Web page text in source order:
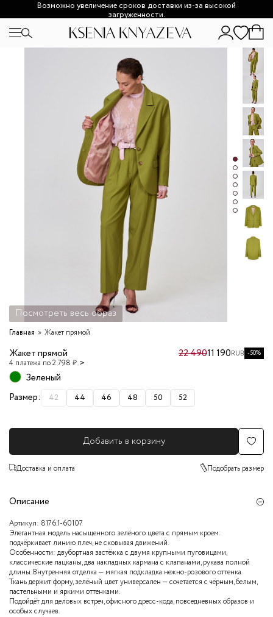
Возможно увеличение сроков доставки из-за высокой
загруженности.
Посмотреть весь образ
Главная Жакет прямой
Жакет прямой
4 платежа по 2 798 ₽
22 49011 190RUB -50%
Зеленый
Размер:
42 44 46 48 50 52
Добавить в корзину
Доставка и оплата Подобрать размер
Описание
Артикул: 8176.1-60107
Элегантная модель насыщенного зелёного цвета с прямым кроем:
подчёркивает линию плеч, не сковывая движений.
Особенности: двубортная застёжка с двумя крупными пуговицами,
классические лацканы, два накладных кармана с клапанами, рукава полной
длины. Внутренняя отделка — мягкая подкладка нежно-розового оттенка.
Ткань держит форму, зелёный цвет универсален — сочетается с чёрным, белым,
пастельными и яркими оттенками.
Подойдёт для деловых встреч, офисного дресс-кода, повседневных образов и
особых случаев.